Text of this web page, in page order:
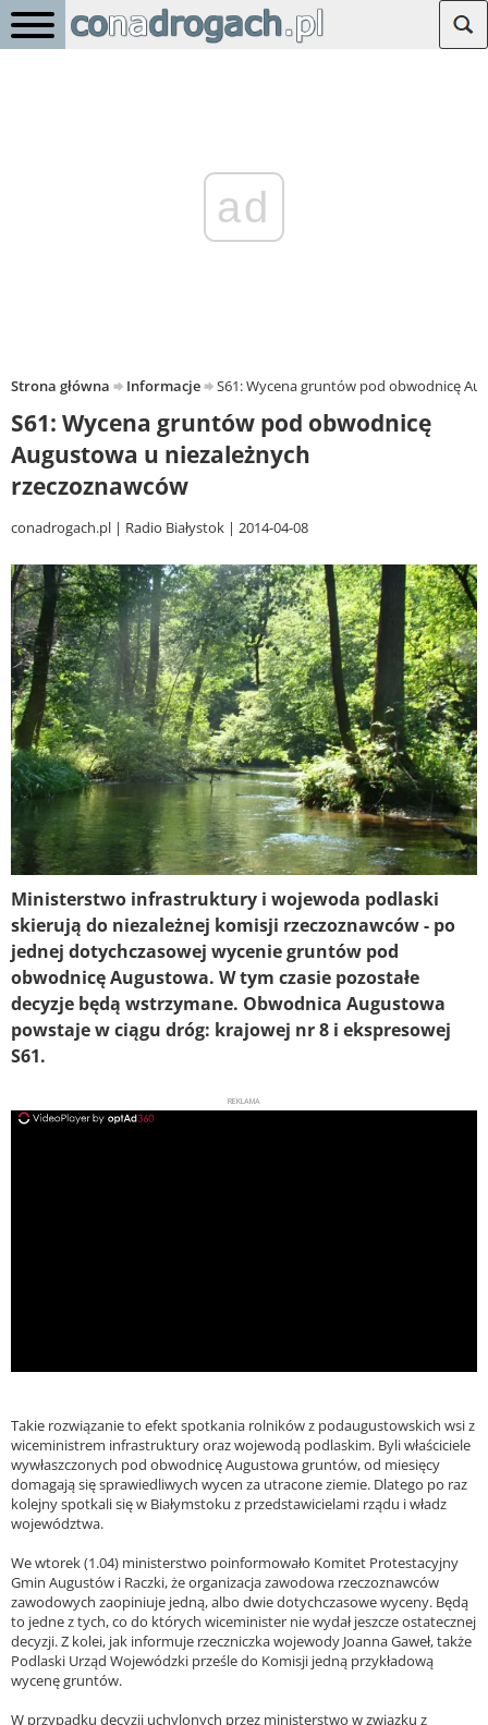
ad
Strona główna Informacje S61: Wycena gruntów pod obwodnicę
S61: Wycena gruntów pod obwodnicę
Augustowa u niezależnych
rzeczoznawców
conadrogach.pl Radio Białystok 2014-04-08
Ministerstwo infrastruktury i wojewoda podlaski
skierują do niezależnej komisji rzeczoznawców - po
jednej dotychczasowej wycenie gruntów pod
obwodnicę Augustowa. W tym czasie pozostałe
decyzje będą wstrzymane. Obwodnica Augustowa
powstaje w ciągu dróg: krajowej nr 8 i ekspresowej
S61.
REKLAMA
Takie rozwiązanie to efekt spotkania rolników z podaugustowskich wsi z
wiceministrem infrastruktury oraz wojewodą podlaskim. Byli właściciele
wywłaszczonych pod obwodnicę Augustowa gruntów, od miesięcy
domagają się sprawiedliwych wycen za utracone ziemie. Dlatego po raz
kolejny spotkali się w Białymstoku z przedstawicielami rządu i władz
województwa.
We wtorek (1.04) ministerstwo poinformowało Komitet Protestacyjny
Gmin Augustów i Raczki, że organizacja zawodowa rzeczoznawców
zawodowych zaopiniuje jedną, albo dwie dotychczasowe wyceny. Będą
to jedne z tych, co do których wiceminister nie wydał jeszcze ostatecznej
decyzji. Z kolei, jak informuje rzeczniczka wojewody Joanna Gaweł, także
Podlaski Urząd Wojewódzki prześle do Komisji jedną przykładową
wycenę gruntów.
W przypadku decyzji uchylonych przez ministerstwo w związku z